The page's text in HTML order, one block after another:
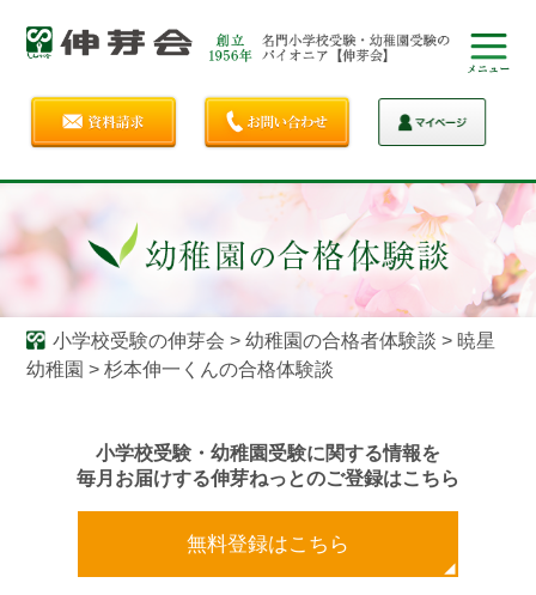
小学校受験の伸芽会 > 幼稚園の合格者体験談 > 暁星
幼稚園 > 杉本伸一くんの合格体験談
小学校受験・幼稚園受験に関する情報を
毎月お届けする伸芽ねっとのご登録はこちら
無料登録はこちら